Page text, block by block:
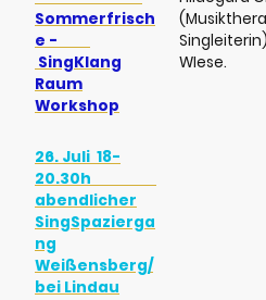
Sommerfrisch
e -
SingKlang
Raum
Workshop
WIese.
26. Juli 18-
20.30h
abendlicher
SingSpazierga
ng
Weißensberg/
bei Lindau